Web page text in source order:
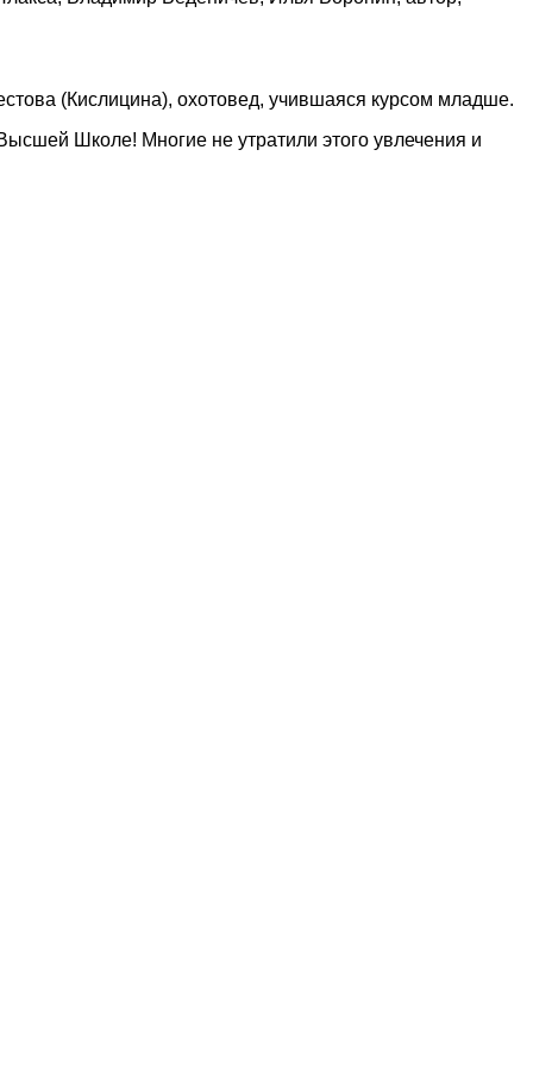
(Кислицина), охотовед, учившаяся курсом младше.
Школе! Многие не утратили этого увлечения и